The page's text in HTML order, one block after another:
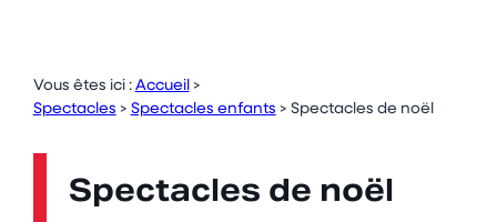
Vous êtes ici : Accueil>
Spectacles > Spectacles enfants > Spectacles de noël
Spectacles de noël